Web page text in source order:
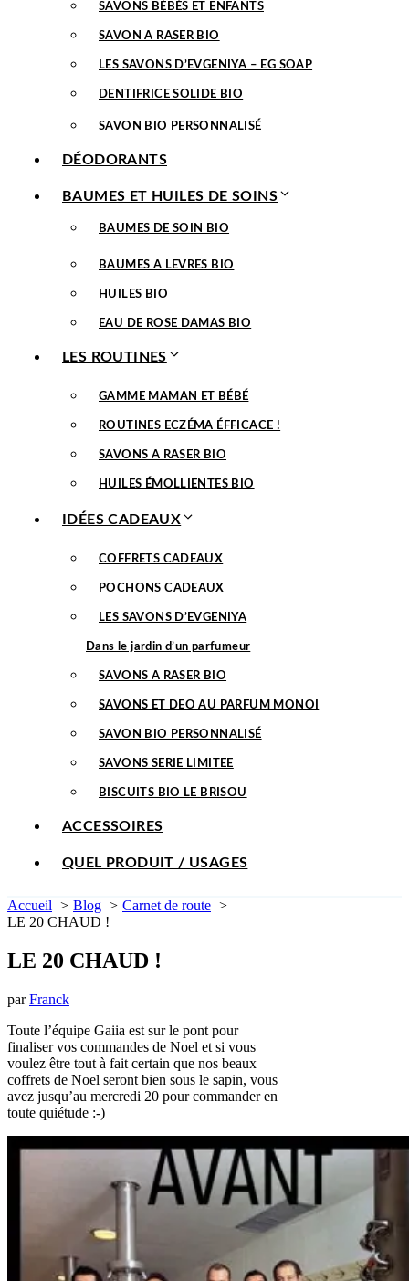
SAVONS BÉBÉS ET ENFANTS
SAVON A RASER BIO
LES SAVONS D’EVGENIYA – EG SOAP
DENTIFRICE SOLIDE BIO
SAVON BIO PERSONNALISÉ
DÉODORANTS
BAUMES ET HUILES DE SOINS
BAUMES DE SOIN BIO
BAUMES A LEVRES BIO
HUILES BIO
EAU DE ROSE DAMAS BIO
LES ROUTINES
GAMME MAMAN ET BÉBÉ
ROUTINES ECZÉMA ÉFFICACE !
SAVONS A RASER BIO
HUILES ÉMOLLIENTES BIO
IDÉES CADEAUX
COFFRETS CADEAUX
POCHONS CADEAUX
LES SAVONS D’EVGENIYA
Dans le jardin d’un parfumeur
SAVONS A RASER BIO
SAVONS ET DEO AU PARFUM MONOI
SAVON BIO PERSONNALISÉ
SAVONS SERIE LIMITEE
BISCUITS BIO LE BRISOU
ACCESSOIRES
QUEL PRODUIT / USAGES
Accueil Blog
Carnet de route
LE 20 CHAUD !
LE 20 CHAUD !
parFranck
Toute l’équipe Gaiia est sur le pont pour
finaliser vos commandes de Noel et si vous
voulez être tout à fait certain que nos beaux
coffrets de Noel seront bien sous le sapin, vous
avez jusqu’au mercredi 20 pour commander en
toute quiétude :-)